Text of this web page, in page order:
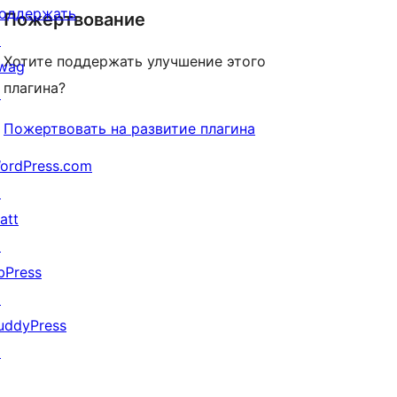
Пожертвование
Хотите поддержать улучшение этого
плагина?
Пожертвовать на развитие плагина